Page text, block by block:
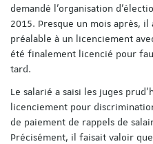
demandé l'organisation
2015. Presque un mois après,
préalable à un licenciement
été finalement licencié pour
tard.
Le salarié a saisi les juges
licenciement pour
de paiement de rappels de
Précisément, il faisait valoir